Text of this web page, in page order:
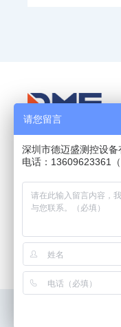
©2024 深圳市德
请您留言
深圳市德迈盛测控设备
电话：13609623361（